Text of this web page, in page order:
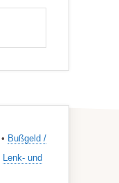
• Bußgeld /
Lenk- und